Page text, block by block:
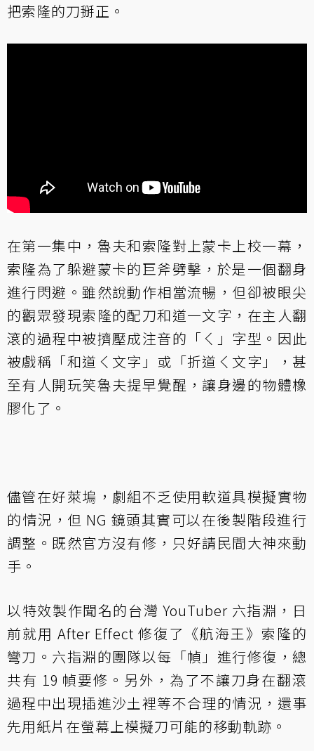
把索隆的刀掰正。
在第一集中，魯夫和索隆對上蒙卡上校一幕，
索隆為了躲避蒙卡的巨斧劈擊，於是一個翻身
進行閃避。雖然說動作相當流暢，但卻被眼尖
的觀眾發現索隆的配刀和道一文字，在主人翻
滾的過程中被擠壓成注音的「ㄑ」字型。因此
被戲稱「和道ㄑ文字」或「折道ㄑ文字」，甚
至有人開玩笑魯夫提早覺醒，讓身邊的物體橡
膠化了。
儘管在好萊塢，劇組不乏使用軟道具模擬實物
的情況，但 NG 鏡頭其實可以在後製階段進行
調整。既然官方沒有修，只好請民間大神來動
手。
以特效製作聞名的台灣 YouTuber 六指淵，日
前就用 After Effect 修復了《航海王》索隆的
彎刀。六指淵的團隊以每「幀」進行修復，總
共有 19 幀要修。另外，為了不讓刀身在翻滾
過程中出現插進沙土裡等不合理的情況，還事
先用紙片在螢幕上模擬刀可能的移動軌跡。